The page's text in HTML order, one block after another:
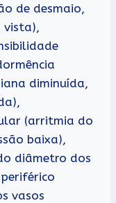
de desmaio,
vista),
diminuída,
(arritmia do
baixa),
diâmetro dos
vasos